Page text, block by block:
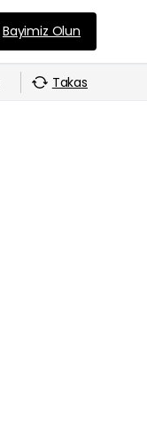
Bayimiz Olun
Takas